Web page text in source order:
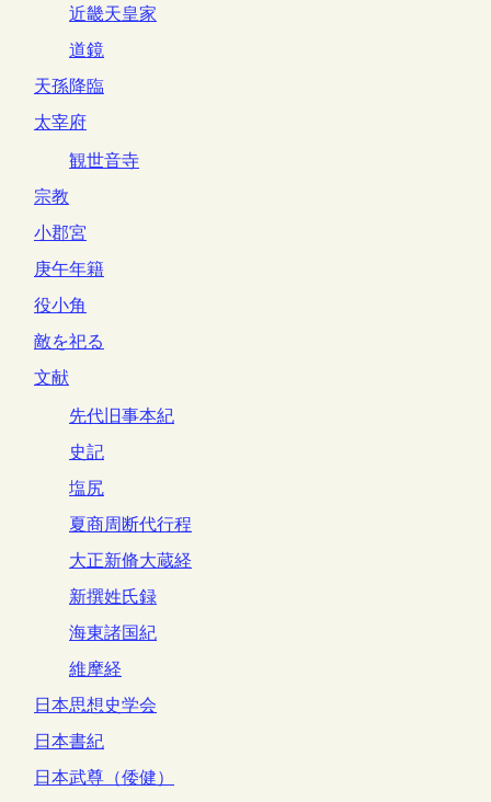
近畿天皇家
道鏡
天孫降臨
太宰府
観世音寺
宗教
小郡宮
庚午年籍
役小角
敵を祀る
文献
先代旧事本紀
史記
塩尻
夏商周断代行程
大正新脩大蔵経
新撰姓氏録
海東諸国紀
維摩経
日本思想史学会
日本書紀
日本武尊（倭健）